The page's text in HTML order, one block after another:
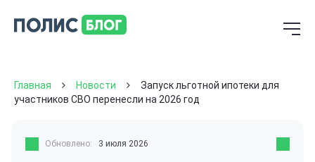
Главная Новости
Запуск льготной ипотеки для
участников СВО перенесли на 2026 год
Обновлено: 3 июля 2026